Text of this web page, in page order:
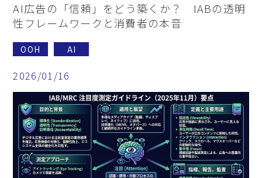
AI広告の「信頼」をどう築くか？ IABの透明
性フレームワークと消費者の本音
OOH AI
2026/01/16